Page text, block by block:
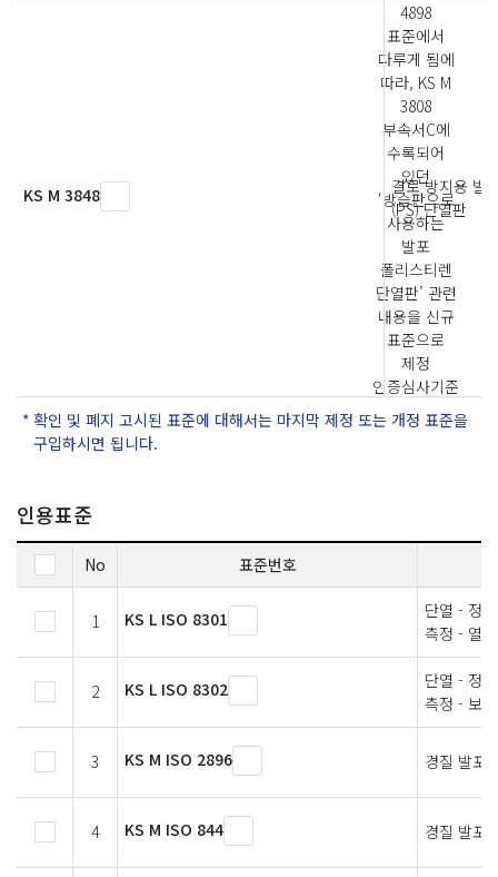
4898
표준에서
다루게 됨에
따라, KS M
3808
부속서C에
수록되어
있던
‘방습판으로
사용하는
발포
폴리스티렌
단열판’ 관련
내용을 신규
표준으로
제정
인증심사기준
KS M 3848
결로 방지용 발
(PS) 단열판
확인 및 폐지 고시된 표준에 대해서는 마지막 제정 또는 개정 표준을
구입하시면 됩니다.
인용표준
No 표준번호
1 KS L ISO 8301
단열 - 정
측정 - 열
2 KS L ISO 8302
단열 - 정
측정 - 보
3 KS M ISO 2896 경질 발포
4 KS M ISO 844 경질 발포